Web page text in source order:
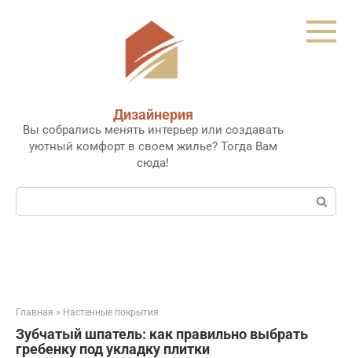
Дизайнерия
Вы собрались менять интерьер или создавать
уютный комфорт в своем жилье? Тогда Вам
сюда!
Поиск:
Главная » Настенные покрытия
Зубчатый шпатель: как правильно выбрать
гребенку под укладку плитки